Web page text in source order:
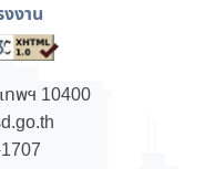
งาน
ทพฯ 10400